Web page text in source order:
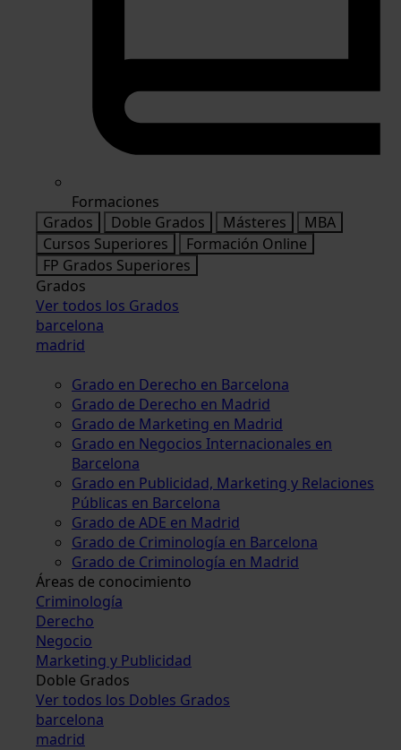
Formaciones
Grados
Doble Grados Másteres
MBA
Cursos Superiores
Formación Online
FP Grados Superiores
Grados
Ver todos los Grados
barcelona
madrid
Grado en Derecho en Barcelona
Grado de Derecho en Madrid
Grado de Marketing en Madrid
Grado en Negocios Internacionales en
Barcelona
Grado en Publicidad, Marketing y Relaciones
Públicas en Barcelona
Grado de ADE en Madrid
Grado de Criminología en Barcelona
Grado de Criminología en Madrid
Áreas de conocimiento
Criminología
Derecho
Negocio
Marketing y Publicidad
Doble Grados
Ver todos los Dobles Grados
barcelona
madrid